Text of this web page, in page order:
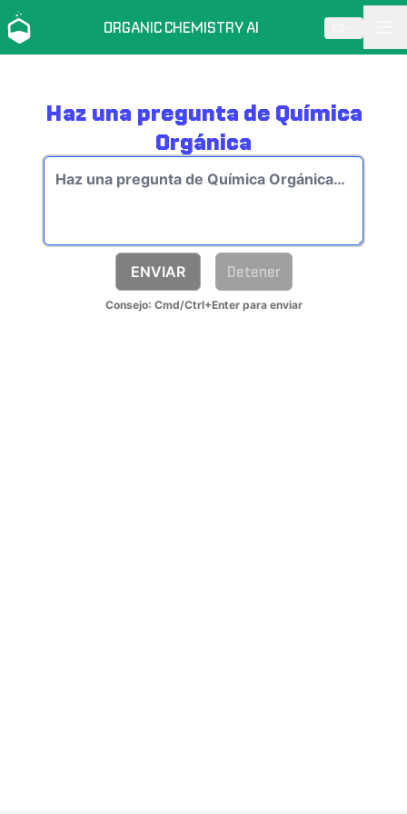
ORGANIC CHEMISTRY AI
Haz una pregunta de Química
Orgánica
ENVIAR Detener
Consejo: Cmd/Ctrl+Enter para enviar